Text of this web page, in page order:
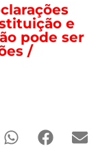
e
pode ser
/